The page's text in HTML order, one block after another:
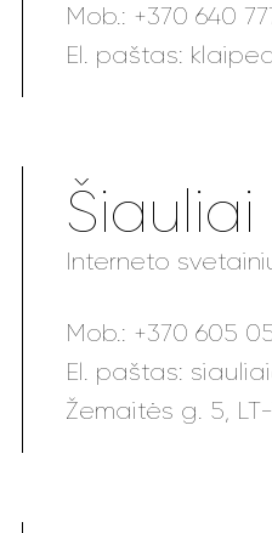
Mob.: +370 640
El. paštas:
Šiauliai
Interneto
Mob.: +370 605
El. paštas:
Žemaitės g. 5, LT-